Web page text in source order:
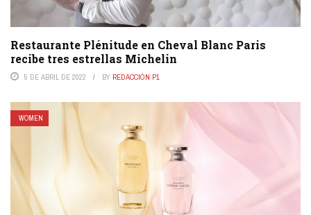
Restaurante Plénitude en Cheval Blanc Paris
recibe tres estrellas Michelin
5 DE ABRIL DE 2022 BY REDACCIÓN P1
WOMEN